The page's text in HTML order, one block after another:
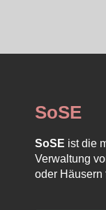
SoSE
SoSE ist die
Verwaltung
oder Häusern